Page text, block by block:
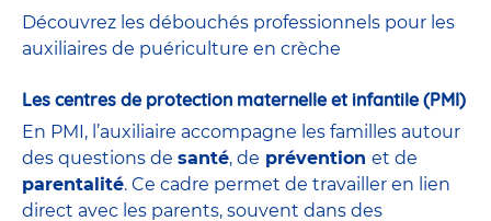
Découvrez les débouchés professionnels pour les
auxiliaires de puériculture en crèche
Les centres de protection maternelle et infantile (PMI)
En PMI, l’auxiliaire accompagne les familles autour
des questions de santé, de prévention et de
parentalité. Ce cadre permet de travailler en lien
direct avec les parents, souvent dans des